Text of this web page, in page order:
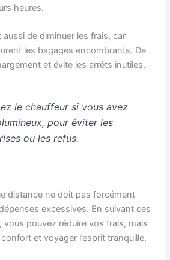
heures.
de diminuer les frais, car
les bagages encombrants. De
et évite les arrêts inutiles.
le chauffeur si vous avez
pour éviter les
ou les refus.
distance ne doit pas forcément
excessives. En suivant ces
vous pouvez réduire vos frais, mais
et voyager l’esprit tranquille.